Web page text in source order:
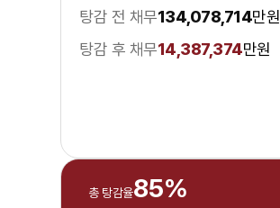
탕감 전 채무134,078,714만원
탕감 후 채무14,387,374만원
총 탕감율85%